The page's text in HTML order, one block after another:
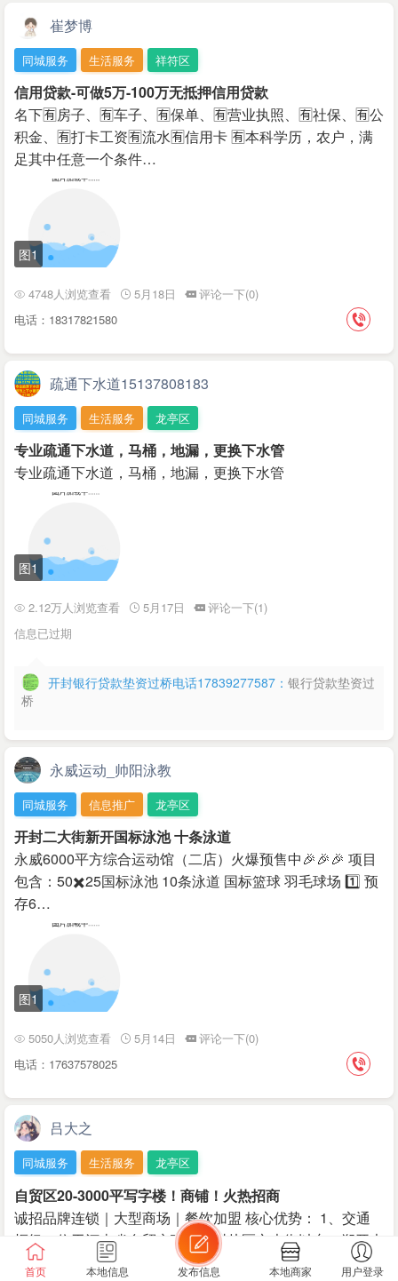
崔梦博
同城服务 生活服务 祥符区
信用贷款-可做5万-100万无抵押信用贷款
名下🈶房子、🈶车子、🈶保单、🈶营业执照、🈶社保、🈶公
积金、🈶打卡工资🈶流水🈶信用卡 🈶本科学历，农户，满
足其中任意一个条件…
图1
4748人浏览查看 5月18日
评论一下(0)
电话：18317821580
疏通下水道15137808183
同城服务 生活服务 龙亭区
专业疏通下水道，马桶，地漏，更换下水管
专业疏通下水道，马桶，地漏，更换下水管
图1
2.12万人浏览查看 5月17日
评论一下(1)
信息已过期
开封银行贷款垫资过桥电话17839277587： 银行贷款垫资过
桥
永威运动_帅阳泳教
同城服务 信息推广 龙亭区
开封二大街新开国标泳池 十条泳道
永威6000平方综合运动馆（二店）火爆预售中🎉🎉🎉 项目
包含：50✖️25国标泳池 10条泳道 国标篮球 羽毛球场 1️⃣ 预
存6…
图1
5050人浏览查看 5月14日
评论一下(0)
电话：17637578025
吕大之
同城服务 生活服务 龙亭区
自贸区20-3000平写字楼！商铺！火热招商
诚招品牌连锁｜大型商场｜餐饮加盟 核心优势： 1、交通
枢纽：位于河南省自贸实验区开封片区六大街以东、郑开大
道以北，东邻市民之家，南邻市博物馆，…
首页 本地信息 发布信息 本地商家 用户登录